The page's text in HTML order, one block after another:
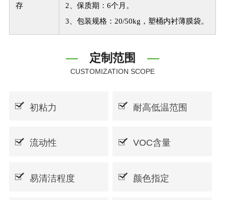
存
2、保质期：6个月。
3、包装规格：20/50kg，塑桶内衬薄膜袋。
定制范围
CUSTOMIZATION SCOPE
初粘力 耐高低温范围
流动性 VOC含量
易清洁程度 颜色指定